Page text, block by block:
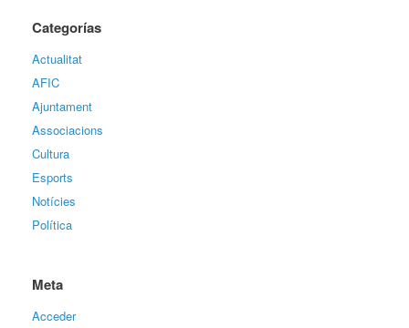
Categorías
Actualitat
AFIC
Ajuntament
Associacions
Cultura
Esports
Notícies
Política
Meta
Acceder